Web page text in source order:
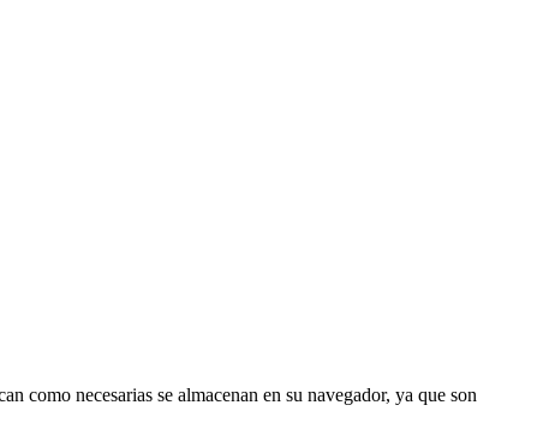
como necesarias se almacenan en su navegador, ya que son